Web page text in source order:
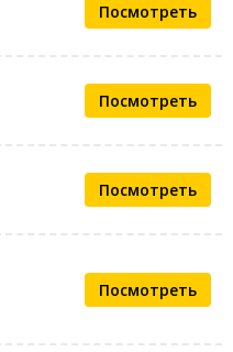
Посмотреть
Посмотреть
Посмотреть
Посмотреть